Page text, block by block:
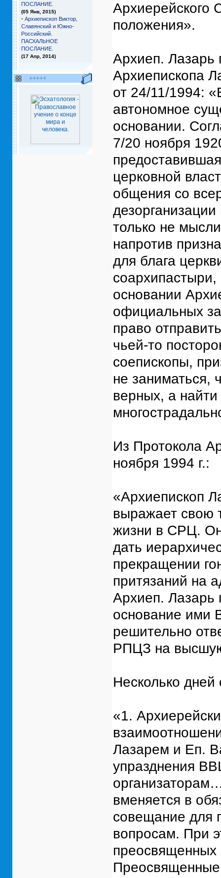
ПОСЛАНИЕ.
(05 Янв, 2015)
· Архиепископ Виктор,
Славянский и Южно-
Российский.
ПАСХАЛЬНОЕ
ПОСЛАНИЕ.
(17 Апр, 2014)
+++++
Архиерейского
положения».
Архиеп. Лазарь
Архиепископа
от 24/11/1994:
автономное
основании.
7/20 ноября
церковной
общения со
только не
напротив
для блага
основании
официальных
право
чьей-то
соепископы,
не заниматься,
верных, а
Из Протокола
ноября 1994 г.:
«Архиепископ
выражает свою
жизни в СРЦ.
дать
прекращении
притязаний на
Архиеп. Лазарь
основание ими
решительно
РПЦЗ на
Несколько
«1.
Лазарем и Еп.
упразднения
вменяется в
совещание для
вопросам. При
преосвященных